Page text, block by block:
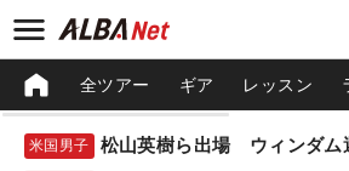
全ツアー ギア レッスン
米国男子 松山英樹ら出場 ウィンダム